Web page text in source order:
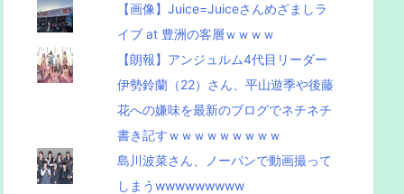
【画像】Juice=Juiceさんめざましラ
イブ at 豊洲の客層ｗｗｗｗ
【朗報】アンジュルム4代目リーダー
伊勢鈴蘭（22）さん、平山遊季や後藤
花への嫌味を最新のブログでネチネチ
書き記すｗｗｗｗｗｗｗｗｗ
島川波菜さん、ノーパンで動画撮って
しまうwwwwwwwww